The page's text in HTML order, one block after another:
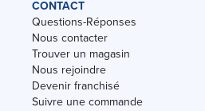
CONTACT
Questions-Réponses
Nous contacter
Trouver un magasin
Nous rejoindre
Devenir franchisé
Suivre une commande